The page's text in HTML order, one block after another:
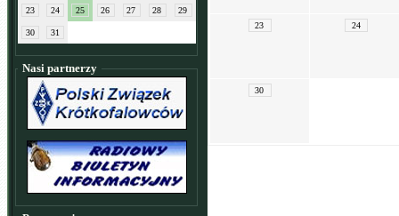
23 24 25 26 27 28 29
30 31
Nasi partnerzy
23 24
30